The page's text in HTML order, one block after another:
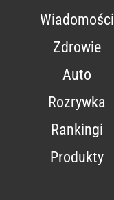
Wiadomości
Zdrowie
Auto
Rozrywka
Rankingi
Produkty